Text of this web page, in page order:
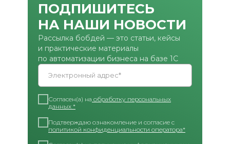
ПОДПИШИТЕСЬ
НА НАШИ НОВОСТИ
Рассылка бобдей — это статьи, кейсы
и практические материалы
по автоматизации бизнеса на базе 1С
Электронный адрес*
Согласен(а) на обработку персональных
данных *
Подтверждаю ознакомление и согласие с
политикой конфиденциальности оператора*